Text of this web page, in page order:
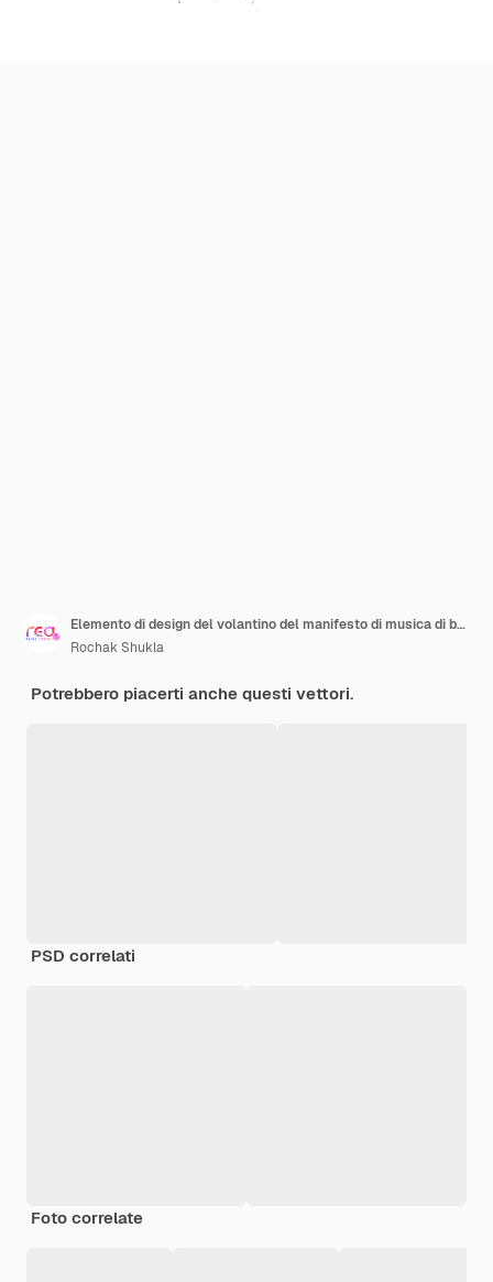
Elemento di design del volantino del manifesto di musica di ballo dell'astronauta
Rochak Shukla
Potrebbero piacerti anche questi vettori.
PSD correlati
Foto correlate